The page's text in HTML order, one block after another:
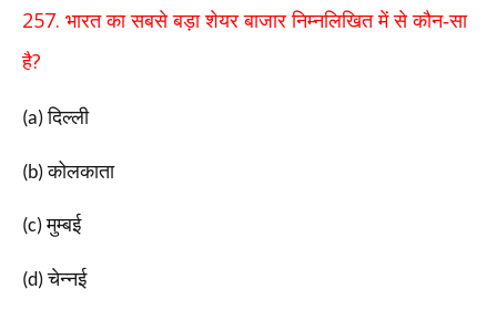
257. भारत का सबसे बड़ा शेयर बाजार निम्नलिखित में से कौन-सा
है?
(a)दिल्ली
(b)कोलकाता
(c)मुम्बई
(d)चेन्नई